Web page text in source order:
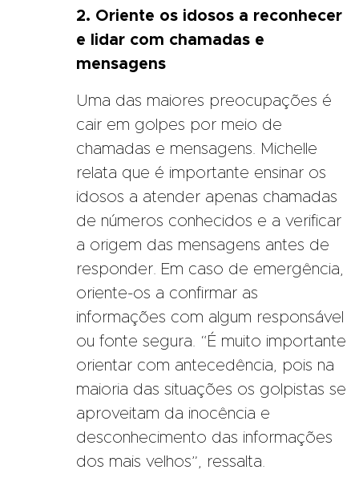
2. Oriente os idosos a reconhecer
e lidar com chamadas e
mensagens
Uma das maiores preocupações é
cair em golpes por meio de
chamadas e mensagens. Michelle
relata que é importante ensinar os
idosos a atender apenas chamadas
de números conhecidos e a verificar
a origem das mensagens antes de
responder. Em caso de emergência,
oriente-os a confirmar as
informações com algum responsável
ou fonte segura. “É muito importante
orientar com antecedência, pois na
maioria das situações os golpistas se
aproveitam da inocência e
desconhecimento das informações
dos mais velhos”, ressalta.